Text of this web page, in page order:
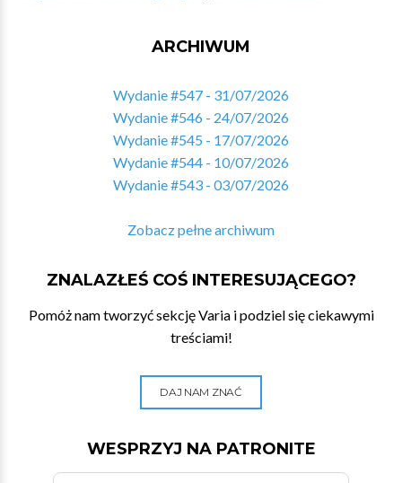
ARCHIWUM
Wydanie #547 - 31/07/2026
Wydanie #546 - 24/07/2026
Wydanie #545 - 17/07/2026
Wydanie #544 - 10/07/2026
Wydanie #543 - 03/07/2026
Zobacz pełne archiwum
ZNALAZŁEŚ COŚ INTERESUJĄCEGO?
Pomóż nam tworzyć sekcję Varia i podziel się ciekawymi
treściami!
DAJ NAM ZNAĆ
WESPRZYJ NA PATRONITE